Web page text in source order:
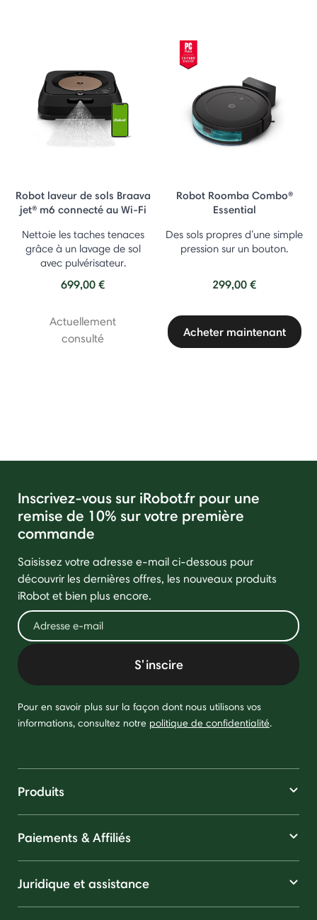
Robot laveur de sols Braava
jet® m6 connecté au Wi-Fi
Nettoie les taches tenaces
grâce à un lavage de sol
avec pulvérisateur.
699,00 €
Actuellement
consulté
Robot Roomba Combo®
Essential
Des sols propres d’une simple
pression sur un bouton.
299,00 €
Acheter maintenant
Inscrivez-vous sur iRobot.fr pour une
remise de 10% sur votre première
commande
Saisissez votre adresse e-mail ci-dessous pour
découvrir les dernières offres, les nouveaux produits
iRobot et bien plus encore.
S'inscire
Pour en savoir plus sur la façon dont nous utilisons vos
informations, consultez notre politique de confidentialité.
Produits
Paiements & Affiliés
Juridique et assistance